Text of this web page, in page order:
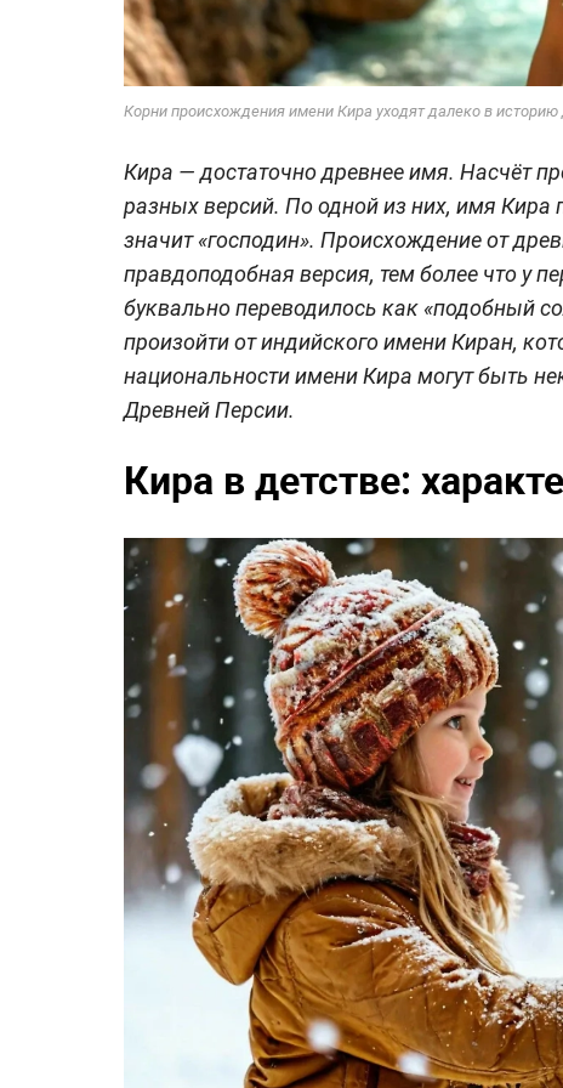
Корни происхождения имени Кира уходят далеко в
Кира — достаточно древнее имя. Насчёт
разных версий. По одной из них, имя Кира
значит «господин». Происхождение от
правдоподобная версия, тем более что у
буквально переводилось как «подобный
произойти от индийского имени Киран,
национальности имени Кира могут быть
Древней Персии.
Кира в детстве: